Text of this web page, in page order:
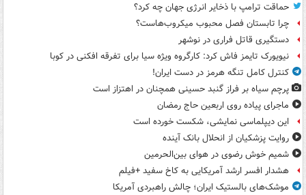
حماقت ترامپ با ذخایر انرژی جهان چه کرد؟
چرا تابستان فصل محبوب میکروب‌هاست؟
دستگیری قاتل فراری در نوشهر
نیویورک تایمز فاش کرد: کارگروه ویژه سیا برای تفرقه افکنی در کوبا
کنترل کامل تنگه هرمز در دست ایران!
پرچم سیاه بر فراز گنبد حسینی همچنان در اهتزاز است
ماجرای پیاده روی اربعین حاج رمضان
این دیپلماسی نمایشی، شکست خورده است
روایت پزشکیان از انحلال بانک آینده
شمیم خوش رضوی در هوای بین‌الحرمین
هشدار افسر ارشد آمریکایی به کاخ سفید +فیلم
موشک‌های بالستیک ایران؛ چالش راهبردی آمریکا